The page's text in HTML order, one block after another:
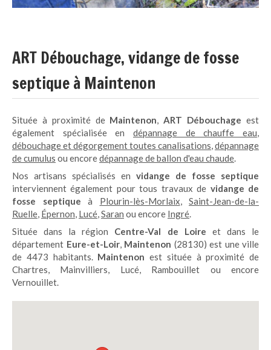
ART Débouchage, vidange de fosse
septique à Maintenon
Située à proximité de Maintenon,ART Débouchage est
également spécialisée en dépannage de chauffe eau,
débouchage et dégorgement toutes canalisations,dépannage
de cumulus ou encoredépannage de ballon d'eau chaude.
Nos artisans spécialisés en vidange de fosse septique
interviennent également pour tous travaux de vidange de
fosse septique à Plourin-lès-Morlaix, Saint-Jean-de-la-
Ruelle, Épernon, Lucé,Saran ou encore Ingré.
Située dans la région Centre-Val de Loire et dans le
département Eure-et-Loir, Maintenon (28130) est une ville
de 4473 habitants. Maintenon est située à proximité de
Chartres, Mainvilliers, Lucé, Rambouillet ou encore
Vernouillet.